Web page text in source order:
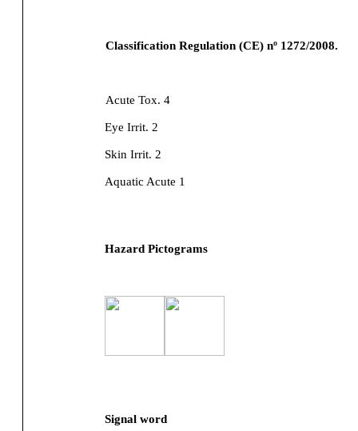
Classification Regulation (CE) nº 1272/2008.
Acute Tox. 4
Eye Irrit. 2
Skin Irrit. 2
Aquatic Acute 1
Hazard Pictograms
Signal word